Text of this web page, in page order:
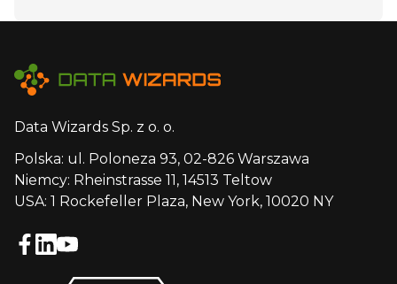
Data Wizards Sp. z o. o.
Polska: ul. Poloneza 93, 02-826 Warszawa
Niemcy: Rheinstrasse 11, 14513 Teltow
USA: 1 Rockefeller Plaza, New York, 10020 NY